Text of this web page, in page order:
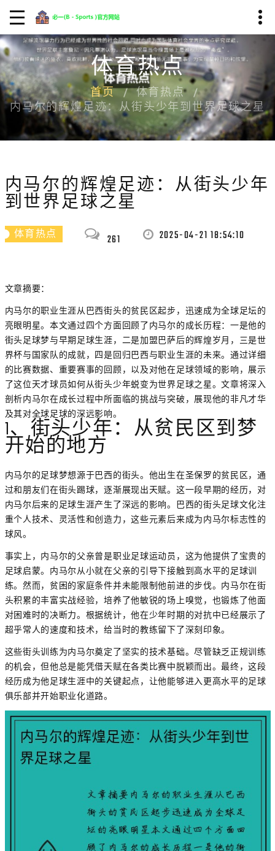
体育热点
首页
体育热点
内马尔的辉煌足迹：从街头少年到世界足球之星
内马尔的辉煌足迹：从街头少年
到世界足球之星
体育热点 261 2025-04-21 18:54:10
文章摘要：
内马尔的职业生涯从巴西街头的贫民区起步，迅速成为全球足坛的
亮眼明星。本文通过四个方面回顾了内马尔的成长历程：一是他的
街头足球梦与早期足球生涯，二是加盟巴萨后的辉煌岁月，三是世
界杯与国家队的成就，四是回归巴西与职业生涯的未来。通过详细
的比赛数据、重要赛事的回顾，以及对他在足球领域的影响，展示
了这位天才球员如何从街头少年蜕变为世界足球之星。文章将深入
剖析内马尔在成长过程中所面临的挑战与突破，展现他的非凡才华
及其对全球足球的深远影响。
1、街头少年：从贫民区到梦
开始的地方
内马尔的足球梦想源于巴西的街头。他出生在圣保罗的贫民区，通
过和朋友们在街头踢球，逐渐展现出天赋。这一段早期的经历，对
内马尔后来的足球生涯产生了深远的影响。巴西的街头足球文化注
重个人技术、灵活性和创造力，这些元素后来成为内马尔标志性的
球风。
事实上，内马尔的父亲曾是职业足球运动员，这为他提供了宝贵的
足球启蒙。内马尔从小就在父亲的引导下接触到高水平的足球训
练。然而，贫困的家庭条件并未能限制他前进的步伐。内马尔在街
头积累的丰富实战经验，培养了他敏锐的场上嗅觉，也锻炼了他面
对困难时的决断力。根据统计，他在少年时期的对抗中已经展示了
超乎常人的速度和技术，给当时的教练留下了深刻印象。
这些街头训练为内马尔奠定了坚实的技术基础。尽管缺乏正规训练
的机会，但他总是能凭借天赋在各类比赛中脱颖而出。最终，这段
经历成为他足球生涯中的关键起点，让他能够进入更高水平的足球
俱乐部并开始职业化道路。